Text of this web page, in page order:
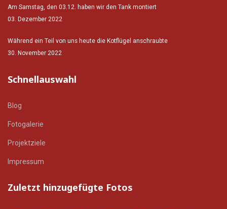
Am Samstag, den 03.12. haben wir den Tank montiert
03. Dezember 2022
Während ein Teil von uns heute die Kotflügel anschraubte
30. November 2022
Schnellauswahl
Blog
Fotogalerie
Projektziele
Impressum
Zuletzt hinzugefügte Fotos